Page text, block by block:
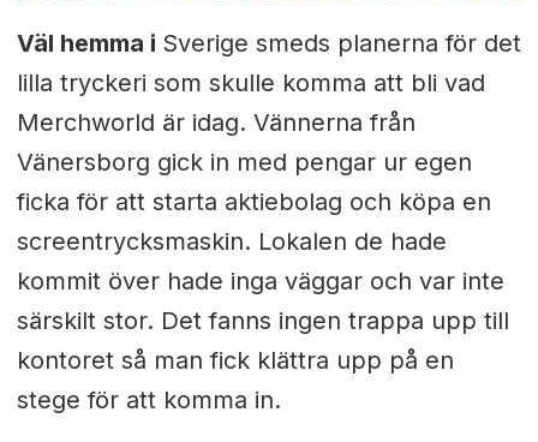
Väl hemma i Sverige smeds planerna för det
lilla tryckeri som skulle komma att bli vad
Merchworld är idag. Vännerna från
Vänersborg gick in med pengar ur egen
ficka för att starta aktiebolag och köpa en
screentrycksmaskin. Lokalen de hade
kommit över hade inga väggar och var inte
särskilt stor. Det fanns ingen trappa upp till
kontoret så man fick klättra upp på en
stege för att komma in.